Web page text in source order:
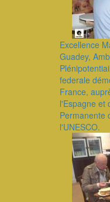
Excellence
Guadey,
federale
France,
l'Espagne et
Permanente
l'UNESCO.